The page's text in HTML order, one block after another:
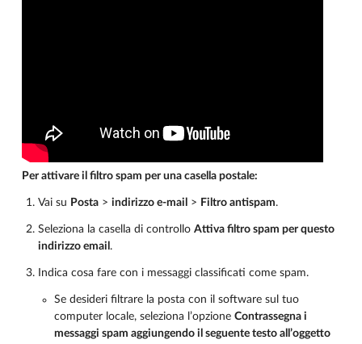
Per attivare il filtro spam per una casella postale:
Vai su Posta > indirizzo e-mail > Filtro antispam.
Seleziona la casella di controllo Attiva filtro spam per questo
indirizzo email .
Indica cosa fare con i messaggi classificati come spam.
Se desideri filtrare la posta con il software sul tuo
computer locale, seleziona l’opzione Contrassegna i
messaggi spam aggiungendo il seguente testo all’oggetto